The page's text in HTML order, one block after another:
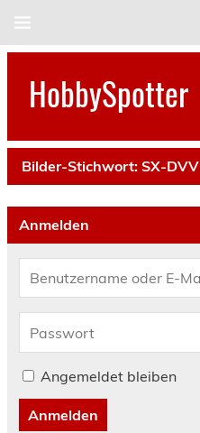
HobbySpotter
Bilder-Stichwort: SX-DVV
Anmelden
Angemeldet bleiben
Anmelden